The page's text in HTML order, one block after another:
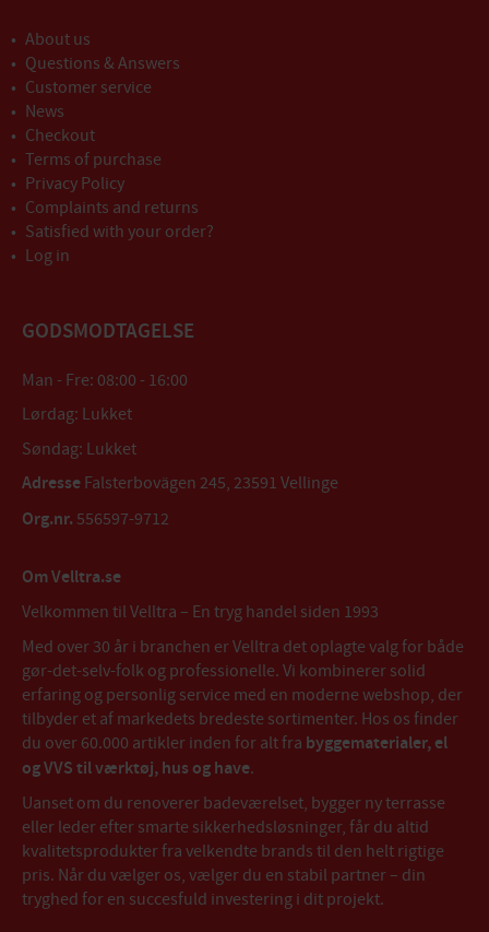
About us
Questions & Answers
Customer service
News
Checkout
Terms of purchase
Privacy Policy
Complaints and returns
Satisfied with your order?
Log in
GODSMODTAGELSE
Man - Fre: 08:00 - 16:00
Lørdag: Lukket
Søndag: Lukket
Adresse Falsterbovägen 245, 23591 Vellinge
Org.nr. 556597-9712
Om Velltra.se
Velkommen til Velltra – En tryg handel siden 1993
Med over 30 år i branchen er Velltra det oplagte valg for både
gør-det-selv-folk og professionelle. Vi kombinerer solid
erfaring og personlig service med en moderne webshop, der
tilbyder et af markedets bredeste sortimenter. Hos os finder
du over 60.000 artikler inden for alt fra byggematerialer, el
og VVS til værktøj, hus og have.
Uanset om du renoverer badeværelset, bygger ny terrasse
eller leder efter smarte sikkerhedsløsninger, får du altid
kvalitetsprodukter fra velkendte brands til den helt rigtige
pris. Når du vælger os, vælger du en stabil partner – din
tryghed for en succesfuld investering i dit projekt.